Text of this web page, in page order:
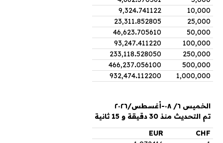
10,000
9,324.741122
25,000
23,311.852805
50,000
46,623.705610
100,000
93,247.411220
250,000
233,118.528050
500,000
466,237.056100
1,000,000
932,474.112200
الخميس ٦/ ٠٨-أغسطس/٢٠٢٦
تم التحديث منذ 30 دقيقة و 15 ثانية
CHF
EUR